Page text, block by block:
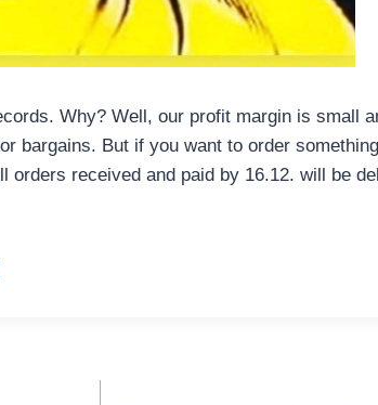
Why? Well, our profit margin is small
bargains. But if you want to order
orders received and paid by 16.12. will be